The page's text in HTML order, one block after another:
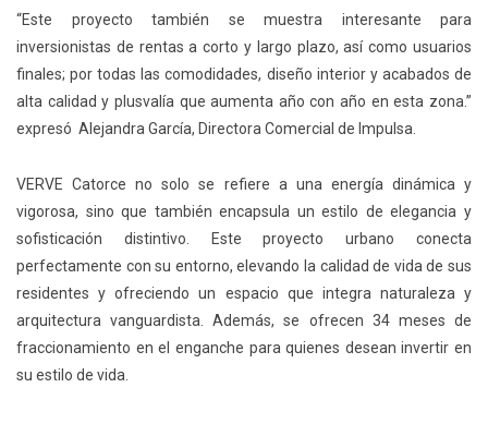
“Este proyecto también se muestra interesante para
inversionistas de rentas a corto y largo plazo, así comousuarios
finales; por todas las comodidades, diseño interior y acabados de
alta calidad y plusvalía que aumenta año con año en esta zona.”
expresó Alejandra García, Directora Comercial de Impulsa.
VERVE Catorce no solo se refiere a una energía dinámica y
vigorosa, sino que también encapsula un estilo de elegancia y
sofisticación distintivo. Este proyecto urbano conecta
perfectamente con su entorno, elevando la calidad de vida de sus
residentes y ofreciendo un espacio que integra naturaleza y
arquitectura vanguardista. Además, se ofrecen 34 meses de
fraccionamiento en el enganche para quienes desean invertir en
su estilo de vida.